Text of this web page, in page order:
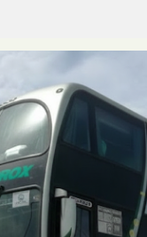
la tarde luego de que la
12 y Terminó
al mediodía sobre la
con Cocaína y